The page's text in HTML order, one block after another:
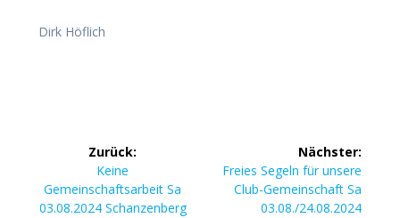
Dirk Höflich
Beitragsnavigation
Zurück:
Vorheriger
Beitrag:
Keine
Gemeinschaftsarbeit Sa
03.08.2024 Schanzenberg
Nächster:
Nächster
Beitrag:
Freies Segeln für unsere
Club-Gemeinschaft Sa
03.08./24.08.2024